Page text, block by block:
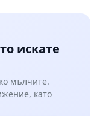
искате
мълчите.
като